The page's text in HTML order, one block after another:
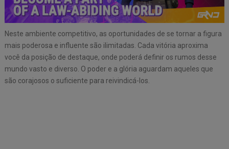
Neste ambiente competitivo, as oportunidades de se tornar a figura
mais poderosa e influente são ilimitadas. Cada vitória aproxima
você da posição de destaque, onde poderá definir os rumos desse
mundo vasto e diverso. O poder e a glória aguardam aqueles que
são corajosos o suficiente para reivindicá-los.